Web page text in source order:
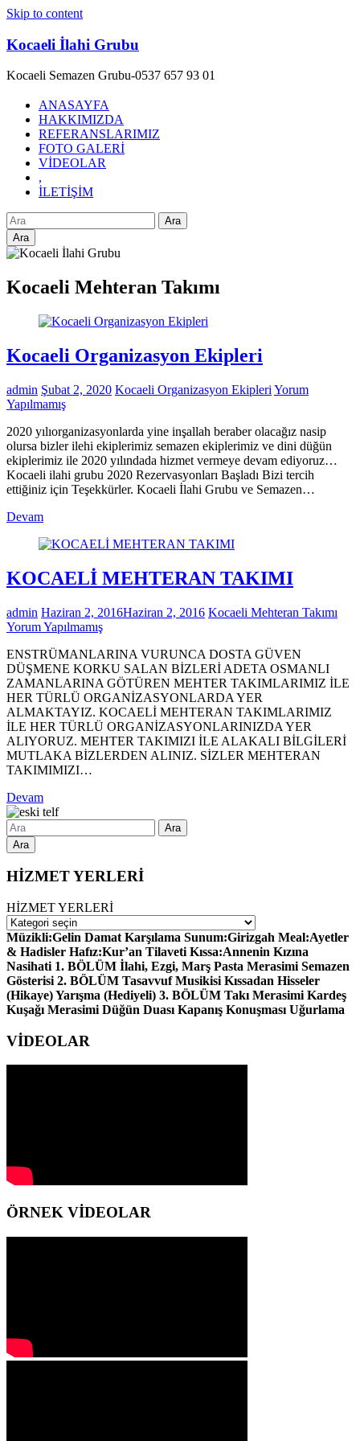
Skip to content
Kocaeli İlahi Grubu
Kocaeli Semazen Grubu-0537 657 93 01
ANASAYFA
HAKKIMIZDA
REFERANSLARIMIZ
FOTO GALERİ
VİDEOLAR
,
İLETİŞİM
Ara
Kocaeli Mehteran Takımı
Kocaeli Organizasyon Ekipleri
admin Şubat 2, 2020 Kocaeli Organizasyon Ekipleri Yorum
Yapılmamış
2020 yılıorganizasyonlarda yine inşallah beraber olacağız nasip
olursa bizler ilehi ekiplerimiz semazen ekiplerimiz ve dini düğün
ekiplerimiz ile 2020 yılındada hizmet vermeye devam ediyoruz…
Kocaeli ilahi grubu 2020 Rezervasyonları Başladı Bizi tercih
ettiğiniz için Teşekkürler. Kocaeli İlahi Grubu ve Semazen…
Devam
KOCAELİ MEHTERAN TAKIMI
admin Haziran 2, 2016Haziran 2, 2016 Kocaeli Mehteran Takımı
Yorum Yapılmamış
ENSTRÜMANLARINA VURUNCA DOSTA GÜVEN
DÜŞMENE KORKU SALAN BİZLERİ ADETA OSMANLI
ZAMANLARINA GÖTÜREN MEHTER TAKIMLARIMIZ İLE
HER TÜRLÜ ORGANİZASYONLARDA YER
ALMAKTAYIZ. KOCAELİ MEHTERAN TAKIMLARIMIZ
İLE HER TÜRLÜ ORGANİZASYONLARINIZDA YER
ALIYORUZ. MEHTER TAKIMIZI İLE ALAKALI BİLGİLERİ
MUTLAKA BİZLERDEN ALINIZ. SİZLER MEHTERAN
TAKIMIMIZI…
Devam
Ara
HİZMET YERLERİ
HİZMET YERLERİ
Müzikli:Gelin Damat Karşılama Sunum:Girizgah Meal:Ayetler
& Hadisler Hafız:Kur’an Tilaveti Kıssa:Annenin Kızına
Nasihati 1. BÖLÜM İlahi, Ezgi, Marş Pasta Merasimi Semazen
Gösterisi 2. BÖLÜM Tasavvuf Musikisi Kıssadan Hisseler
(Hikaye) Yarışma (Hediyeli) 3. BÖLÜM Takı Merasimi Kardeş
Kuşağı Merasimi Düğün Duası Kapanış Konuşması Uğurlama
VİDEOLAR
ÖRNEK VİDEOLAR